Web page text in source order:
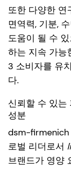
또한 다양한 연
면역력, 기분,
도움이 될 수
하는 지속 가능
3 소비자를 유
다.
신뢰할 수 있는
성분
dsm-firmenich
로벌 리더로서
브랜드가 영양